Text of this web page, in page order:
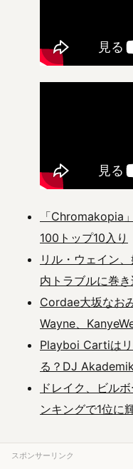
「Chromakopia
100トップ10入り
リル・ウェイン
内トラブルに巻
Cordae大坂なお
Wayne、
Playboi Cartiは
る？DJ
ドレイク、ビル
ンキングで1位に
スポンサーリンク